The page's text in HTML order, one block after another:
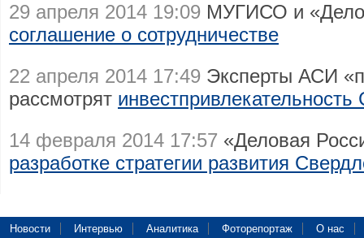
29 апреля 2014 19:09 МУГИСО и
соглашение о сотрудничестве
22 апреля 2014 17:49 Эксперты АСИ
рассмотрят
14 февраля 2014 17:57 «Деловая
разработке стратегии развития
Новости Интервью Аналитика Фоторепортаж О нас